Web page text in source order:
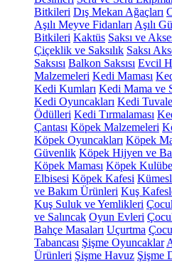
Bitkileri Dış Mekan Ağaçları
Aşılı Meyve Fidanları Aşılı
Bitkileri Kaktüs Saksı ve
Çiçeklik ve Saksılık Saksı
Saksısı Balkon Saksısı Evcil
Malzemeleri Kedi Maması
Kedi Kumları Kedi Mama ve
Kedi Oyuncakları Kedi
Ödülleri Kedi Tırmalaması
Çantası Köpek Malzemeleri
Köpek Oyuncakları Köpek
Güvenlik Köpek Hijyen ve
Köpek Maması Köpek
Elbisesi Köpek Kafesi
ve Bakım Ürünleri Kuş
Kuş Suluk ve Yemlikleri
ve Salıncak Oyun Evleri
Bahçe Masaları Uçurtma
Tabancası Şişme Oyuncaklar
Ürünleri Şişme Havuz Şişme